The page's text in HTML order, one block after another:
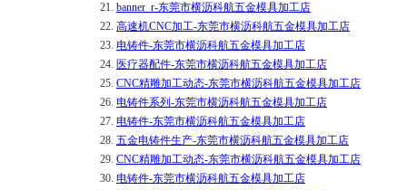
21. banner_r-东莞市横沥科航五金模具加工店
22. 高速机CNC加工-东莞市横沥科航五金模具加工店
23. 电铸件-东莞市横沥科航五金模具加工店
24. 医疗器配件-东莞市横沥科航五金模具加工店
25. CNC精雕加工动态-东莞市横沥科航五金模具加工店
26. 电铸件系列-东莞市横沥科航五金模具加工店
27. 电铸件-东莞市横沥科航五金模具加工店
28. 五金电铸件生产-东莞市横沥科航五金模具加工店
29. CNC精雕加工动态-东莞市横沥科航五金模具加工店
30. 电铸件-东莞市横沥科航五金模具加工店